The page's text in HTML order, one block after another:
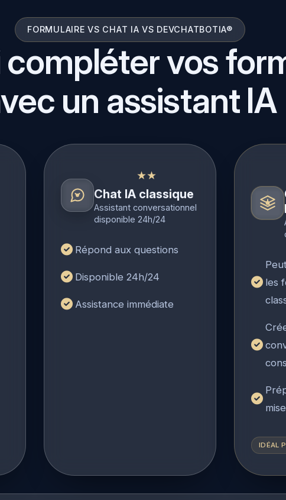
FORMULAIRE VS CHAT IA VS DEVCHATBOTIA®
compléter vos
un assistant IA
★★
Chat IA classique
Assistant conversationnel
disponible 24h/24
Répond aux questions
Disponible 24h/24
Assistance immédiate
les
IDÉAL